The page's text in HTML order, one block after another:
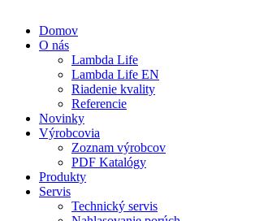
Domov
O nás
Lambda Life
Lambda Life EN
Riadenie kvality
Referencie
Novinky
Výrobcovia
Zoznam výrobcov
PDF Katalógy
Produkty
Servis
Technický servis